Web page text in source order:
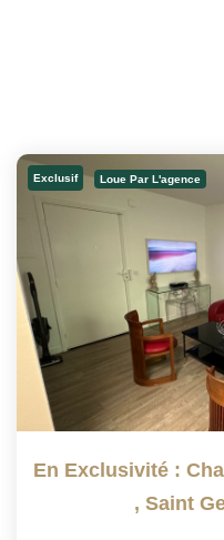
Exclusif Loue Par L'agence
, Saint